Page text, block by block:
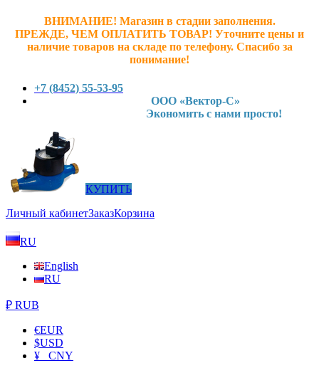
ВНИМАНИЕ! Магазин в стадии заполнения.
ПРЕЖДЕ, ЧЕМ ОПЛАТИТЬ ТОВАР! Уточните цены и
наличие товаров на складе по телефону. Спасибо за
понимание!
+7 (8452) 55-53-95
ООО «Вектор-С»
Экономить с нами просто!
КУПИТЬ
Личный кабинетЗаказКорзина
RU
English
RU
₽ RUB
€EUR
$USD
¥ CNY